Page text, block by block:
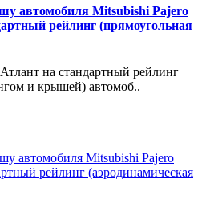
автомобиля Mitsubishi Pajero
рейлинг (прямоугольная
на стандартный рейлинг
и крышей) автомоб..